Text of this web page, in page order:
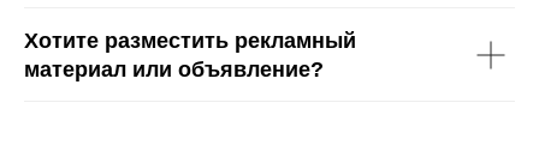
Хотите разместить рекламный
материал или объявление?